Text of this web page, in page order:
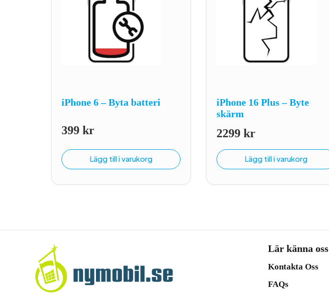
iPhone 6 – Byta batteri
399 kr
Lägg till i varukorg
iPhone 16 Plus – Byte
skärm
2299 kr
Lägg till i varukorg
Lär känna oss
Kontakta Oss
FAQs